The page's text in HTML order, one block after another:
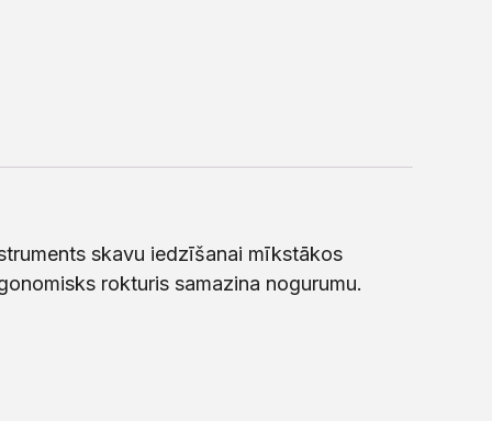
skavu iedzīšanai mīkstākos
rokturis samazina nogurumu.